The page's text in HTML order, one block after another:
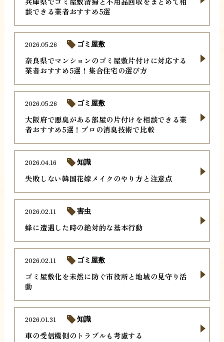
談できる業者おすすめ5選
奈良県でマンションのゴミ屋敷片付けに対応する
業者おすすめ5選！集合住宅の選び方
2026.05.26 ゴミ屋敷
大阪府で悪臭がある部屋の片付けを相談できる業
者おすすめ5選！プロの消臭技術で比較
2026.05.26 ゴミ屋敷
失敗しない韓国花嫁メイクのやり方と注意点
2026.04.16 知識
蜂に遭遇した時の絶対的な基本行動
2026.02.11 害虫
ゴミ屋敷化を未然に防ぐ市役所と地域の見守り活
動
2026.02.11 ゴミ屋敷
車の受信機側のトラブルも考慮する
2026.01.31 知識